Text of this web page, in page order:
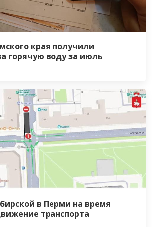
края получили
горячую воду за июль
в Перми на время
транспорта